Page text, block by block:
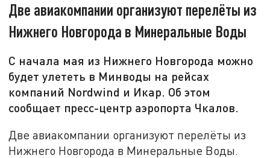
Две авиакомпании организуют перелёты из
Нижнего Новгорода в Минеральные Воды
С начала мая из Нижнего Новгорода можно
будет улететь в Минводы на рейсах
компаний Nordwind и Икар. Об этом
сообщает пресс-центр аэропорта Чкалов.
Две авиакомпании организуют перелёты из
Нижнего Новгорода в Минеральные Воды.